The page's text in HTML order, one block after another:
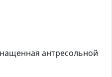
антресольной